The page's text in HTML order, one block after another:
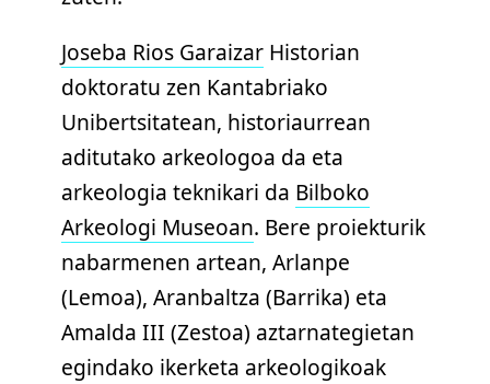
Joseba Rios Garaizar Historian
doktoratu zen Kantabriako
Unibertsitatean, historiaurrean
aditutako arkeologoa da eta
arkeologia teknikari da Bilboko
Arkeologi Museoan. Bere proiekturik
nabarmenen artean, Arlanpe
(Lemoa), Aranbaltza (Barrika) eta
Amalda III (Zestoa) aztarnategietan
egindako ikerketa arkeologikoak